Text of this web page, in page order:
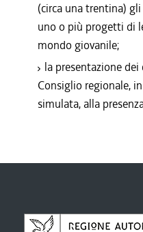
(circa una trentina)
uno o più progetti di
mondo giovanile;
la presentazione
Consiglio regionale,
simulata, alla